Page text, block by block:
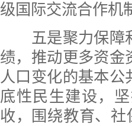
级国际交流合作机
五是聚力保障和
绩，推动更多资金
人口变化的基本公
底性民生建设，
收，围绕教育、社